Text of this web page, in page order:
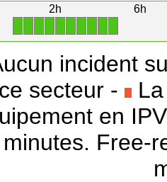
2h
6h
incident
secteur - La
en
Free-